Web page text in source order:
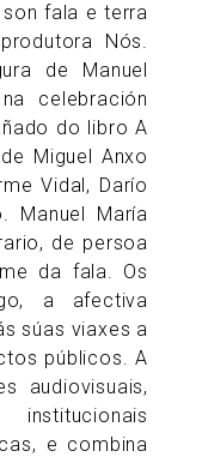
son fala e terra
Nós.
de Manuel
celebración
do libro A
Miguel Anxo
Vidal, Darío
Manuel María
de persoa
da fala. Os
a afectiva
súas viaxes a
públicos. A
audiovisuais,
e combina